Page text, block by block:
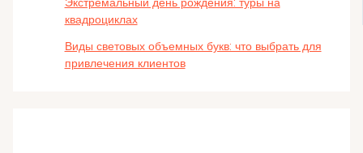
квадроциклах
Виды световых объемных букв: что выбрать для
привлечения клиентов